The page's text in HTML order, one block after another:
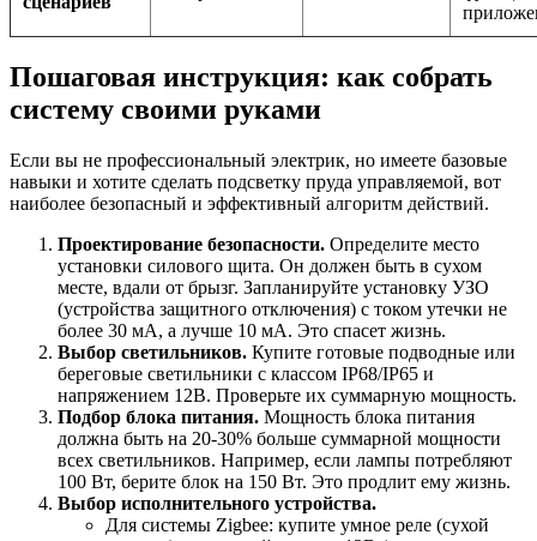
Пошаговая инструкция: как собрать
систему своими руками
Если вы не профессиональный электрик, но имеете базовые
навыки и хотите сделать подсветку пруда управляемой, вот
наиболее безопасный и эффективный алгоритм действий.
Проектирование безопасности. Определите место
установки силового щита. Он должен быть в сухом
месте, вдали от брызг. Запланируйте установку УЗО
(устройства защитного отключения) с током утечки не
более 30 мА, а лучше 10 мА. Это спасет жизнь.
Выбор светильников. Купите готовые подводные или
береговые светильники с классом IP68/IP65 и
напряжением 12В. Проверьте их суммарную мощность.
Подбор блока питания. Мощность блока питания
должна быть на 20-30% больше суммарной мощности
всех светильников. Например, если лампы потребляют
100 Вт, берите блок на 150 Вт. Это продлит ему жизнь.
Выбор исполнительного устройства.
Для системы Zigbee: купите умное реле (сухой